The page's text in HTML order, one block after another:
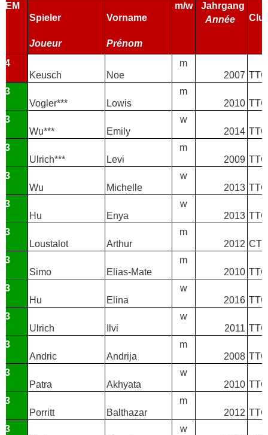
Spieler
Joueur
Vorname
Prénom
m/w
Jahrgang
Année
Keusch
Noe
m
2007
Vogler***
Lowis
m
2010
Wu***
Emily
w
2014
Ulrich***
Levi
m
2009
Wu
Michelle
w
2013
Hu
Enya
w
2013
Loustalot
Arthur
m
2012
Simo
Elias-Mate
m
2010
Hu
Elina
w
2016
Ulrich
Ilvi
w
2011
Andric
Andrija
m
2008
Patra
Akhyata
w
2010
Porritt
Balthazar
m
2012
w